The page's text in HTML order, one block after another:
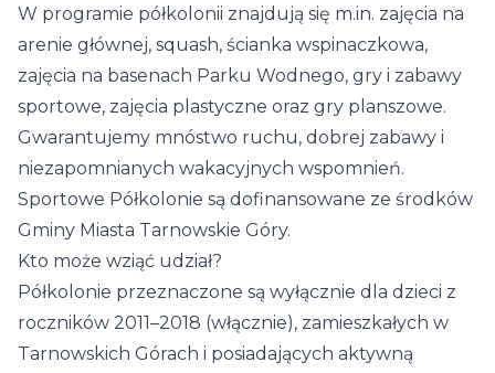
W programie półkolonii znajdują się m.in. zajęcia na
arenie głównej, squash, ścianka wspinaczkowa,
zajęcia na basenach Parku Wodnego, gry i zabawy
sportowe, zajęcia plastyczne oraz gry planszowe.
Gwarantujemy mnóstwo ruchu, dobrej zabawy i
niezapomnianych wakacyjnych wspomnień.
Sportowe Półkolonie są dofinansowane ze środków
Gminy Miasta Tarnowskie Góry.
Kto może wziąć udział?
Półkolonie przeznaczone są wyłącznie dla dzieci z
roczników 2011–2018 (włącznie), zamieszkałych w
Tarnowskich Górach i posiadających aktywną